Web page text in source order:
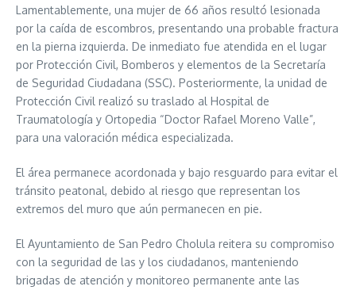
Lamentablemente, una mujer de 66 años resultó lesionada
por la caída de escombros, presentando una probable fractura
en la pierna izquierda. De inmediato fue atendida en el lugar
por Protección Civil, Bomberos y elementos de la Secretaría
de Seguridad Ciudadana (SSC). Posteriormente, la unidad de
Protección Civil realizó su traslado al Hospital de
Traumatología y Ortopedia “Doctor Rafael Moreno Valle”,
para una valoración médica especializada.
El área permanece acordonada y bajo resguardo para evitar el
tránsito peatonal, debido al riesgo que representan los
extremos del muro que aún permanecen en pie.
El Ayuntamiento de San Pedro Cholula reitera su compromiso
con la seguridad de las y los ciudadanos, manteniendo
brigadas de atención y monitoreo permanente ante las